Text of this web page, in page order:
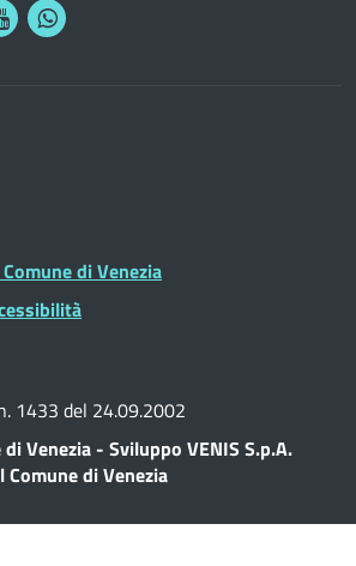
di Venezia
1433 del 24.09.2002
Venezia - Sviluppo VENIS S.p.A.
di Venezia